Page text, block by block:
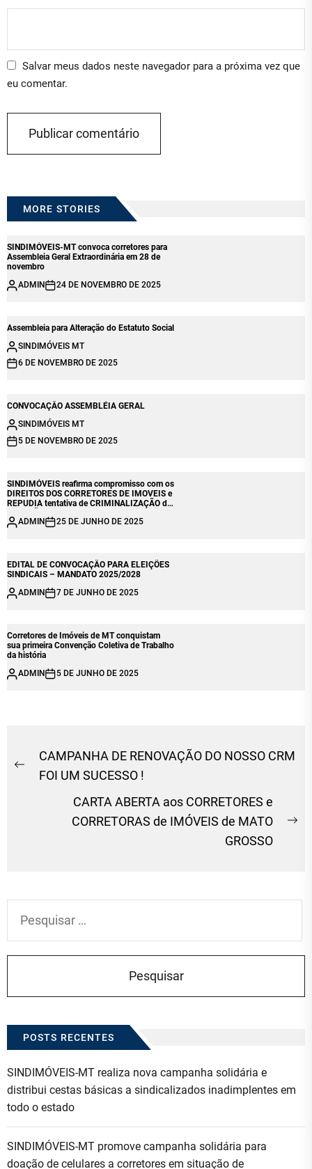
Salvar meus dados neste navegador para a próxima vez que
eu comentar.
MORE STORIES
SINDIMÓVEIS-MT convoca corretores para
Assembleia Geral Extraordinária em 28 de
novembro
ADMIN
24 DE NOVEMBRO DE 2025
Assembleia para Alteração do Estatuto Social
SINDIMÓVEIS MT
6 DE NOVEMBRO DE 2025
CONVOCAÇÃO ASSEMBLÉIA GERAL
SINDIMÓVEIS MT
5 DE NOVEMBRO DE 2025
SINDIMÓVEIS reafirma compromisso com os
DIREITOS DOS CORRETORES DE IMOVEIS e
REPUDIA tentativa de CRIMINALIZAÇÃO da
ADMIN
25 DE JUNHO DE 2025
EDITAL DE CONVOCAÇÃO PARA ELEIÇÕES
SINDICAIS – MANDATO 2025/2028
ADMIN
7 DE JUNHO DE 2025
Corretores de Imóveis de MT conquistam
sua primeira Convenção Coletiva de Trabalho
da história
ADMIN
5 DE JUNHO DE 2025
Navegação
Previous
CAMPANHA DE RENOVAÇÃO DO NOSSO CRM
FOI UM SUCESSO !
CARTA ABERTA aos CORRETORES e
CORRETORAS de IMÓVEIS de MATO
GROSSO
por:
POSTS RECENTES
SINDIMÓVEIS-MT realiza nova campanha solidária e
distribui cestas básicas a sindicalizados inadimplentes em
todo o estado
SINDIMÓVEIS-MT promove campanha solidária para
doação de celulares a corretores em situação de